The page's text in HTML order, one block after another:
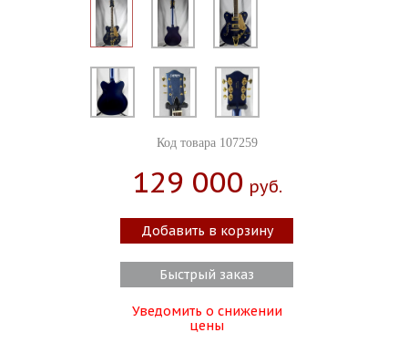
Код товара 107259
129 000 Руб.
Добавить в корзину
Быстрый заказ
Уведомить о снижении
цены